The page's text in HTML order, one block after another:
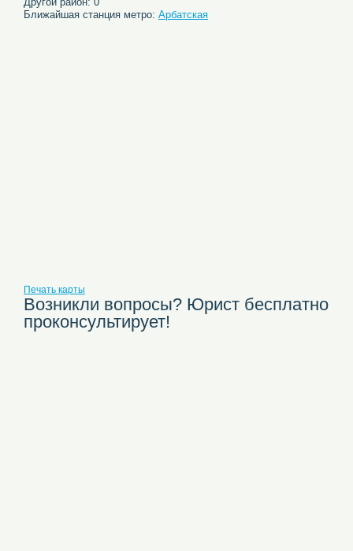
Ближайшая станция метро: Арбатская
Печать карты
Возникли вопросы? Юрист бесплатно
проконсультирует!